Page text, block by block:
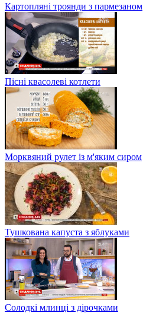
Картопляні троянди з пармезаном
Пісні квасолеві котлети
Морквяний рулет із м'яким сиром
Тушкована капуста з яблуками
Солодкі млинці з дірочками